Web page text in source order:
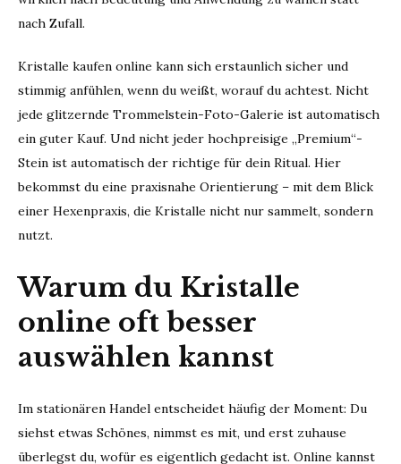
nach Zufall.
Kristalle kaufen online kann sich erstaunlich sicher und
stimmig anfühlen, wenn du weißt, worauf du achtest. Nicht
jede glitzernde Trommelstein-Foto-Galerie ist automatisch
ein guter Kauf. Und nicht jeder hochpreisige „Premium“-
Stein ist automatisch der richtige für dein Ritual. Hier
bekommst du eine praxisnahe Orientierung – mit dem Blick
einer Hexenpraxis, die Kristalle nicht nur sammelt, sondern
nutzt.
Warum du Kristalle
online oft besser
auswählen kannst
Im stationären Handel entscheidet häufig der Moment: Du
siehst etwas Schönes, nimmst es mit, und erst zuhause
überlegst du, wofür es eigentlich gedacht ist. Online kannst